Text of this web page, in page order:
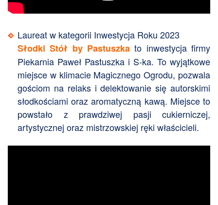
Laureat w kategorii Inwestycja Roku 2023
Słodki Stół by Pastuszka to inwestycja firmy
Piekarnia Paweł Pastuszka i S-ka. To wyjątkowe
miejsce w klimacie Magicznego Ogrodu, pozwala
gościom na relaks i delektowanie się autorskimi
słodkościami oraz aromatyczną kawą. Miejsce to
powstało z prawdziwej pasji cukierniczej,
artystycznej oraz mistrzowskiej ręki właścicieli.